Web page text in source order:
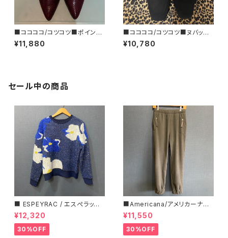
■ココココ/コツコツ■ポインテ
ッドトゥ・フラットシューズ/MAR
ON■2024FW
¥11,880
■ココココ/コツコツ■ヌバック
風ビットローファー■お手頃シュ
ーズ
¥10,780
セール中の商品
■ ESPEYRAC / エスぺラック
■ フラワーモチーフニット■YE
LLOW & NAVY■ 超カワイイ！
¥12,320
30%OFF
■Americana/アメリカーナ■
マイクロフリース・イージーパン
ツ■
¥11,550
30%OFF